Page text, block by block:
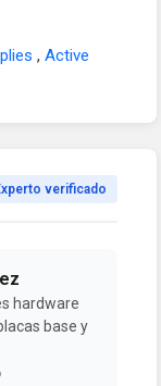
, Active
verificado
hardware
base y